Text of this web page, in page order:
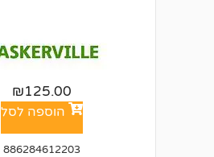
₪125.00
הוספה לסל
886284612203